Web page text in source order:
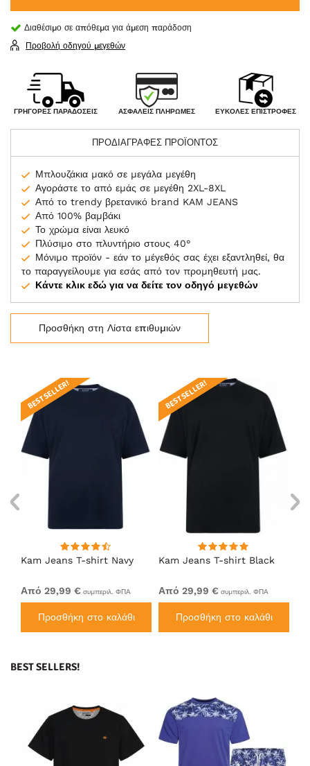
Διαθέσιμο σε απόθεμα για άμεση παράδοση
Προβολή οδηγού μεγεθών
ΓΡΉΓΟΡΕΣ ΠΑΡΑΔΌΣΕΙΣ ΑΣΦΑΛΕΊΣ ΠΛΗΡΩΜΈΣ ΕΎΚΟΛΕΣ ΕΠΙΣΤΡΟΦΈΣ
ΠΡΟΔΙΑΓΡΑΦΕΣ ΠΡΟΪΟΝΤΟΣ
Μπλουζάκια μακό σε μεγάλα μεγέθη
Αγοράστε το από εμάς σε μεγέθη 2XL-8XL
Από το trendy βρετανικό brand KAM JEANS
Από 100% βαμβάκι
Το χρώμα είναι λευκό
Πλύσιμο στο πλυντήριο στους 40°
Μόνιμο προϊόν - εάν το μέγεθός σας έχει εξαντληθεί, θα
το παραγγείλουμε για εσάς από τον προμηθευτή μας.
Κάντε κλικ εδώ για να δείτε τον οδηγό μεγεθών
Προσθήκη στη Λίστα επιθυμιών
Kam Jeans T-shirt Navy
BEST SELLER!
Από 29,99 € συμπεριλ. ΦΠΑ
Προσθήκη στο καλάθι
Kam Jeans T-shirt Black
BEST SELLER!
Από 29,99 € συμπεριλ. ΦΠΑ
Προσθήκη στο καλάθι
BEST SELLERS!